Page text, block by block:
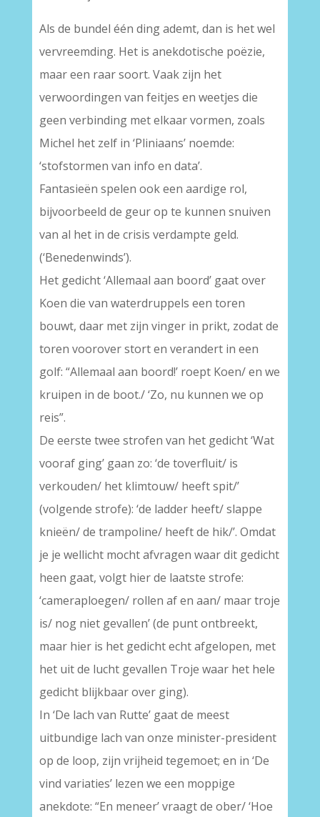
Als de bundel één ding ademt, dan is het wel
vervreemding. Het is anekdotische poëzie,
maar een raar soort. Vaak zijn het
verwoordingen van feitjes en weetjes die
geen verbinding met elkaar vormen, zoals
Michel het zelf in ‘Pliniaans’ noemde:
‘stofstormen van info en data’.
Fantasieën spelen ook een aardige rol,
bijvoorbeeld de geur op te kunnen snuiven
van al het in de crisis verdampte geld.
(‘Benedenwinds’).
Het gedicht ‘Allemaal aan boord’ gaat over
Koen die van waterdruppels een toren
bouwt, daar met zijn vinger in prikt, zodat de
toren voorover stort en verandert in een
golf: “Allemaal aan boord!’ roept Koen/ en we
kruipen in de boot./ ‘Zo, nu kunnen we op
reis”.
De eerste twee strofen van het gedicht ‘Wat
vooraf ging’ gaan zo: ‘de toverfluit/ is
verkouden/ het klimtouw/ heeft spit/’
(volgende strofe): ‘de ladder heeft/ slappe
knieën/ de trampoline/ heeft de hik/’. Omdat
je je wellicht mocht afvragen waar dit gedicht
heen gaat, volgt hier de laatste strofe:
‘cameraploegen/ rollen af en aan/ maar troje
is/ nog niet gevallen’ (de punt ontbreekt,
maar hier is het gedicht echt afgelopen, met
het uit de lucht gevallen Troje waar het hele
gedicht blijkbaar over ging).
In ‘De lach van Rutte’ gaat de meest
uitbundige lach van onze minister-president
op de loop, zijn vrijheid tegemoet; en in ‘De
vind variaties’ lezen we een moppige
anekdote: “En meneer’ vraagt de ober/ ‘Hoe